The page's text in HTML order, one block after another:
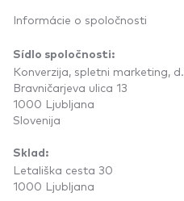
Informácie o spoločnosti
Sídlo spoločnosti:
Konverzija, spletni marketing,
Bravničarjeva ulica 13
1000 Ljubljana
Slovenija
Sklad:
Letališka cesta 30
1000 Ljubljana